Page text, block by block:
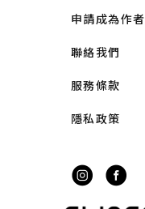
申請成為作者
聯絡我們
服務條款
隱私政策